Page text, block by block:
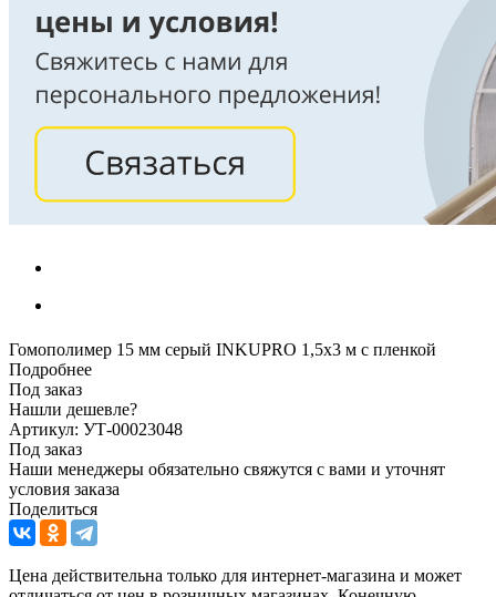
Гомополимер 15 мм серый INKUPRO 1,5х3 м с пленкой
Подробнее
Под заказ
Нашли дешевле?
Артикул: УТ-00023048
Под заказ
Наши менеджеры обязательно свяжутся с вами и уточнят
условия заказа
Поделиться
Цена действительна только для интернет-магазина и может